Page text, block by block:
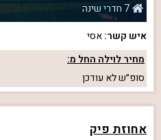
7 חדרי שינה
איש קשר:אסי
מחיר לוילה החל מ:
סופ״שלא עודכן
אחוזת פיק